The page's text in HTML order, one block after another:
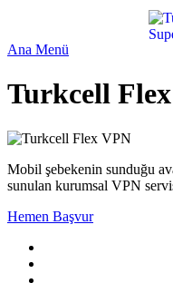
Ana Menü
Turkcell
Mobil şebekenin sunduğu
sunulan kurumsal VPN
Hemen Başvur